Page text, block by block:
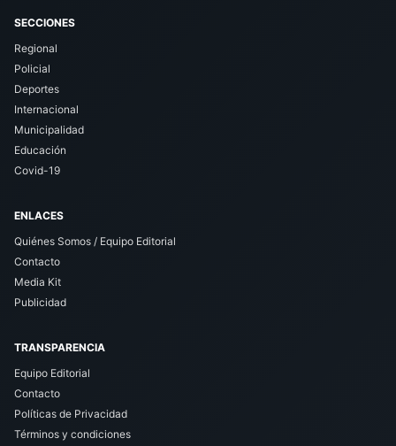
SECCIONES
Regional
Policial
Deportes
Internacional
Municipalidad
Educación
Covid-19
ENLACES
Quiénes Somos / Equipo Editorial
Contacto
Media Kit
Publicidad
TRANSPARENCIA
Equipo Editorial
Contacto
Políticas de Privacidad
Términos y condiciones